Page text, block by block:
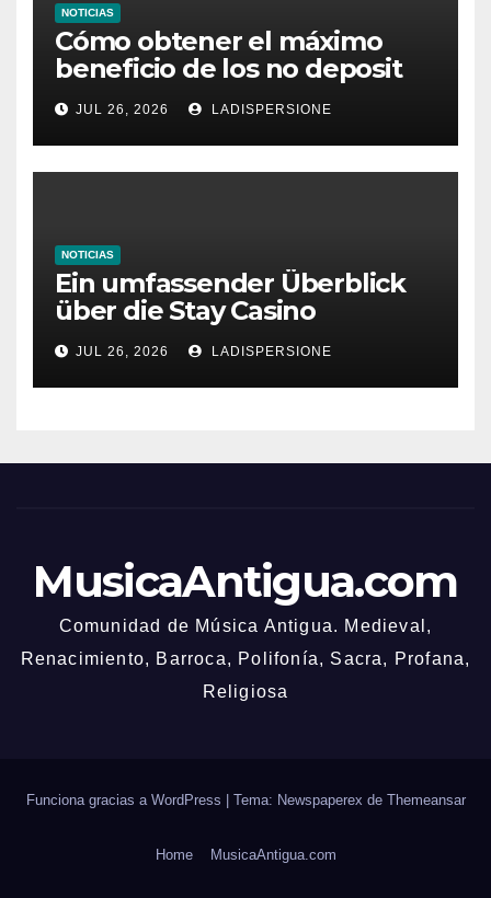
NOTICIAS
Cómo obtener el máximo
beneficio de los no deposit
bonus codes de roby casino
JUL 26, 2026 LADISPERSIONE
NOTICIAS
Ein umfassender Überblick
über die Stay Casino
Bonusbedingungen
JUL 26, 2026 LADISPERSIONE
MusicaAntigua.com
Comunidad de Música Antigua. Medieval,
Renacimiento, Barroca, Polifonía, Sacra, Profana,
Religiosa
Funciona gracias a WordPress Tema: Newspaperex de Themeansar
Home MusicaAntigua.com